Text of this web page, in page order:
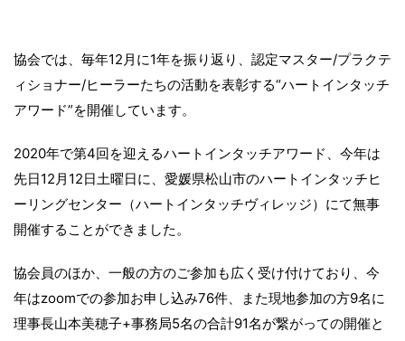
協会では、毎年12月に1年を振り返り、認定マスター/プラクテ
ィショナー/ヒーラーたちの活動を表彰する“ハートインタッチ
アワード”を開催しています。
2020年で第4回を迎えるハートインタッチアワード、今年は
先日12月12日土曜日に、愛媛県松山市のハートインタッチヒ
ーリングセンター（ハートインタッチヴィレッジ）にて無事
開催することができました。
協会員のほか、一般の方のご参加も広く受け付けており、今
年はzoomでの参加お申し込み76件、また現地参加の方9名に
理事長山本美穂子+事務局5名の合計91名が繋がっての開催と